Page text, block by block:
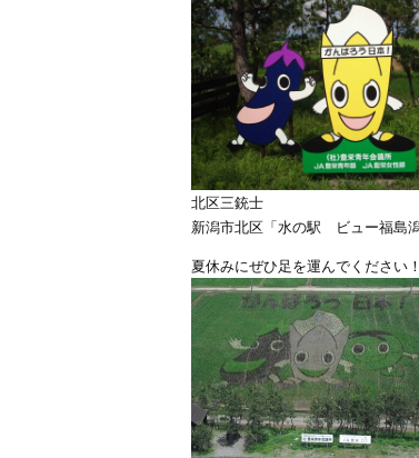
北区三銃士
新潟市北区「水の駅 ビュー福島
夏休みにぜひ足を運んでください